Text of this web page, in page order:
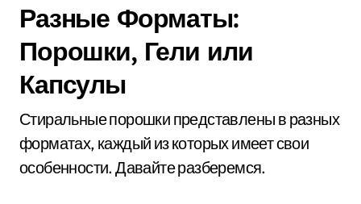
Разные Форматы:
Порошки, Гели или
Капсулы
Стиральные порошки представлены в разных
форматах, каждый из которых имеет свои
особенности. Давайте разберемся.